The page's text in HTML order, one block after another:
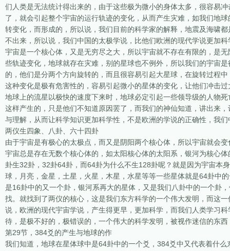
们人类是无法统计得出来的，由于这些极为微小的身体太多，很容易
了，就会引起整个宇宙的运行轨迹的变化，从而产生灾难，如我们地
转变化，而形成的，所以说，我们目前的科学家的解释，地震及海啸
不出来，所以说，我们中国的太极学说，比他们欧洲的现代学说更加科
宇宙是一个核心体，又是无穷尽之大，所以宇宙就不存在有限的，是
些轨迹变化，地球就存在灾难，别的星球也不例外，所以我们的宇宙
的，他们是分两个方向旋转的，而且很容易引起大星球，在旋转过程
这种变化是极有危害性的，容易引起微小的星体的变化，让他们冲击
地球上的流星以极快的速度下来时，地球必定引起一些领导级的人物
这样产生的，只是他们不知道原因罢了，而我们的神仙知道，讲出来
与理解，从而让科学知识更加科学性，不是欧洲的学说的正确性，我
两仪生四象、八卦、六十四卦
由于宇宙是有极心的太极点，而又是阴阳两个核心体，所以宇宙就会
宇宙总是存在无数个核心体的，如太阳核心体的太阳系，银河为核心
卦生32卦，32卦64卦，而64卦为什么不生128卦呢？就是因为宇宙本
球，月亮，金星，土星，火星，木星，水星等等一些星体就是64卦中
是16卦中的又一个卦，银河系再大的星体，又是我们八卦中的一个卦
找。就找到了两仪的核心，这是我们东方科学的一个伟大发明，而这
说，欧洲的现代宇宙学说，产生得更早，更加科学，而我们人类学习
待，是极不好的，极错误的，一个伟大的科学发明，被视作迷信的东
第29节，384爻的产生与地球的作
我们知道，地球在星体球中是64卦中的一个爻，384爻中又代表着什